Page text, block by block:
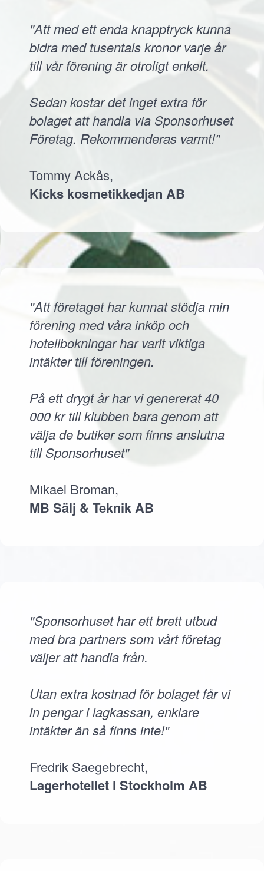
"Att med ett enda knapptryck kunna
bidra med tusentals kronor varje år
till vår förening är otroligt enkelt.
Sedan kostar det inget extra för
bolaget att handla via Sponsorhuset
Företag. Rekommenderas varmt!"
Tommy Ackås,
Kicks kosmetikkedjan AB
"Att företaget har kunnat stödja min
förening med våra inköp och
hotellbokningar har varit viktiga
intäkter till föreningen.
På ett drygt år har vi genererat 40
000 kr till klubben bara genom att
välja de butiker som finns anslutna
till Sponsorhuset"
Mikael Broman,
MB Sälj & Teknik AB
"Sponsorhuset har ett brett utbud
med bra partners som vårt företag
väljer att handla från.
Utan extra kostnad för bolaget får vi
in pengar i lagkassan, enklare
intäkter än så finns inte!"
Fredrik Saegebrecht,
Lagerhotellet i Stockholm AB